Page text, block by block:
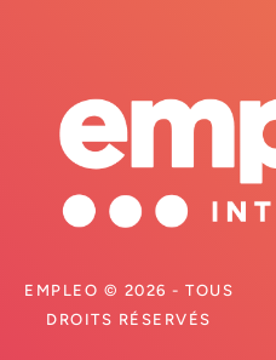
EMPLEO © 2026 - TOUS
DROITS RÉSERVÉS